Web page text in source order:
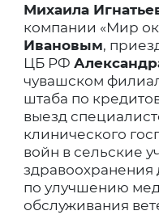
Михаила
компании «Мир
Ивановым,
ЦБ РФ
чувашском
штаба по
выезд
клинического
войн в сельские
здравоохранения
по улучшению
обслуживания